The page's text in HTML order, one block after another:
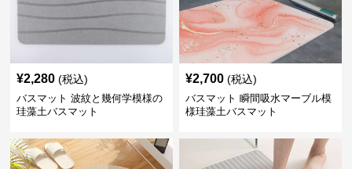
¥2,280 (税込)
バスマット 波紋と幾何学模様の
珪藻土バスマット
¥2,700 (税込)
バスマット 瞬間吸水マーブル模
様珪藻土バスマット